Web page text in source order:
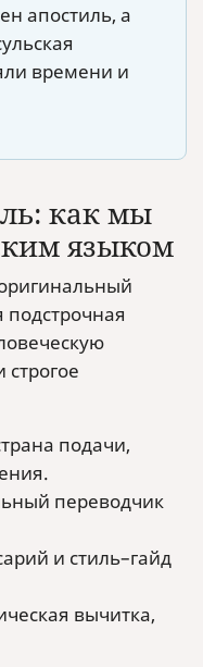
апостиль, а
времени и
как мы
языком
строгое
подачи,
переводчик
и стиль–гайд
вычитка,